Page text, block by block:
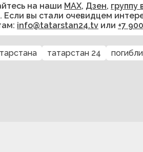
на наши MAX, Дзен, группу
Если вы стали очевидцем
info@tatarstan24.tv или +7
татарстан 24